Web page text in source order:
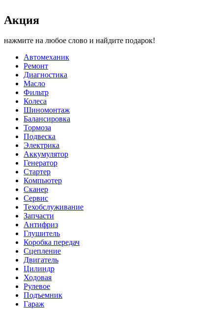
Акция
нажмите на любое слово и найдите подарок!
Автомеханик
Ремонт
Диагностика
Масло
Фильтр
Колеса
Шиномонтаж
Балансировка
Тормоза
Подвеска
Электрика
Аккумулятор
Генератор
Стартер
Компьютер
Сканер
Сервис
Техобслуживание
Запчасти
Антифриз
Глушитель
Коробка передач
Сцепление
Двигатель
Цилиндр
Ходовая
Рулевое
Подъемник
Гараж